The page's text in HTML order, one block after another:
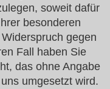
soweit dafür
besonderen
gegen
Fall haben Sie
das ohne Angabe
umgesetzt wird.